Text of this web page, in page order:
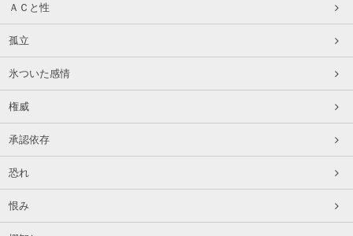
ＡＣと性
孤立
氷ついた感情
権威
承認依存
恐れ
恨み